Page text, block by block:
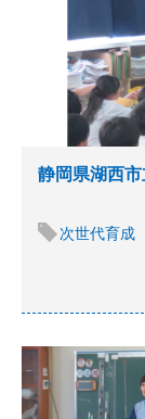
静岡県湖西
次世代育成